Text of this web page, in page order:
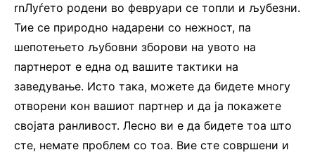
rnЛуѓето родени во февруари се топли и љубезни.
Тие се природно надарени со нежност, па
шепотењето љубовни зборови на увото на
партнерот е една од вашите тактики на
заведување. Исто така, можете да бидете многу
отворени кон вашиот партнер и да ја покажете
својата ранливост. Лесно ви е да бидете тоа што
сте, немате проблем со тоа. Вие сте совршени и